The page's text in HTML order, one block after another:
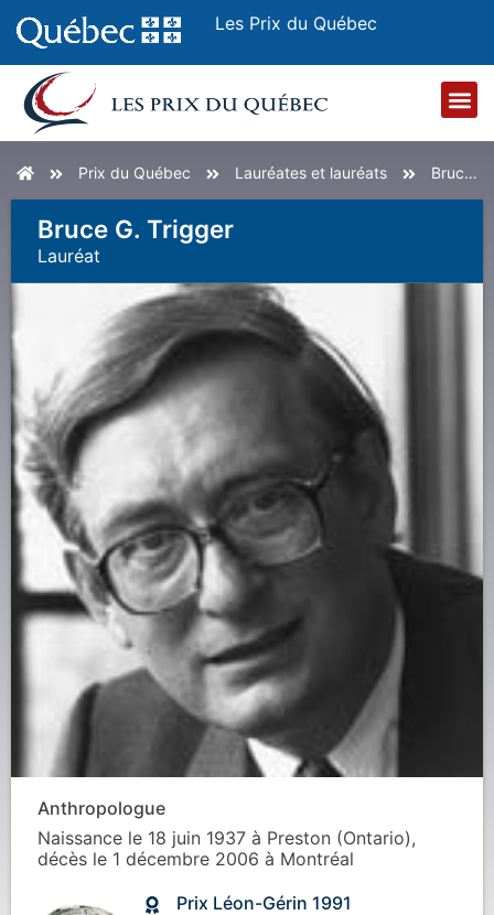
Les Prix du Québec
AccueilPrix du Québec Lauréates et lauréats Bruce G. Trigger
Bruce G. Trigger
Lauréat
Anthropologue
Naissance le 18 juin 1937 à Preston (Ontario),
décès le 1 décembre 2006 à Montréal
Prix Léon-Gérin 1991